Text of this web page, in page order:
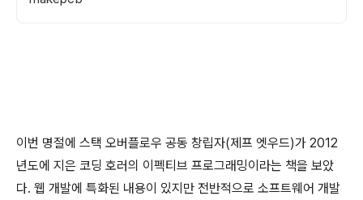
이번 명절에 스택 오버플로우 공동 창립자(제프 엣우드)가 2012
년도에 지은 코딩 호러의 이펙티브 프로그래밍이라는 책을 보았
다. 웹 개발에 특화된 내용이 있지만 전반적으로 소프트웨어 개발